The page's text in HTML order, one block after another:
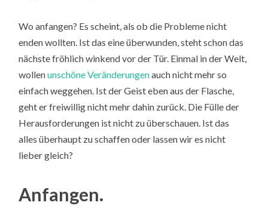
Wo anfangen? Es scheint, als ob die Probleme nicht
enden wollten. Ist das eine überwunden, steht schon das
nächste fröhlich winkend vor der Tür. Einmal in der Welt,
wollenunschöne Veränderungenauch nicht mehr so
einfach weggehen. Ist der Geist eben aus der Flasche,
geht er freiwillig nicht mehr dahin zurück. Die Fülle der
Herausforderungen ist nicht zu überschauen. Ist das
alles überhaupt zu schaffen oder lassen wir es nicht
lieber gleich?
Anfangen.